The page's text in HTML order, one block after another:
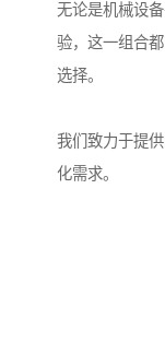
无论是机械设
验，这一组合
选择。
我们致力于提
化需求。